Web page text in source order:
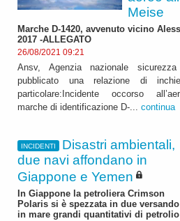
Meise
Marche D-1420, avvenuto vicino
2017 -ALLEGATO
26/08/2021 09:21
Ansv, Agenzia nazionale
pubblicato una relazione di
particolare:Incidente occorso
marche di identificazione D-... continua
INCIDENTI
Disastri ambientali,
due navi affondano in
Giappone e Yemen
In Giappone la petroliera Crimson
Polaris si è spezzata in due versando
in mare grandi quantitativi di petrolio